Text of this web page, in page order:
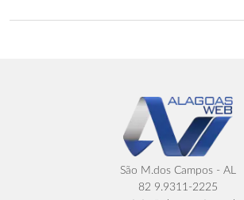
São M.dos Campos - AL
82 9.9311-2225